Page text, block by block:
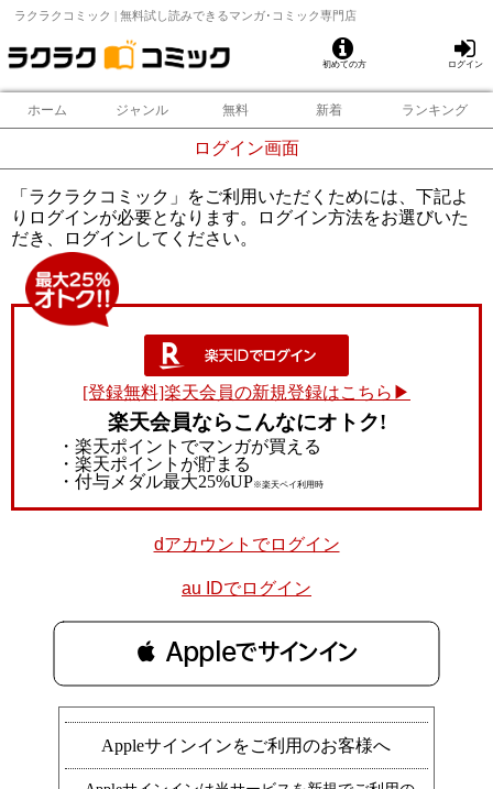
ラクラクコミック | 無料試し読みできるマンガ･コミック専門店
初めての方 ログイン
ホーム ジャンル 無料 新着 ランキング
ログイン画面
「ラクラクコミック」をご利用いただくためには、下記よ
りログインが必要となります。ログイン方法をお選びいた
だき、ログインしてください。
[登録無料]楽天会員の新規登録はこちら▶
楽天会員ならこんなにオトク!
・楽天ポイントでマンガが買える
・楽天ポイントが貯まる
・付与メダル最大25%UP※楽天ペイ利用時
dアカウントでログイン
au IDでログイン
 Appleでサインイン
Appleサインインをご利用のお客様へ